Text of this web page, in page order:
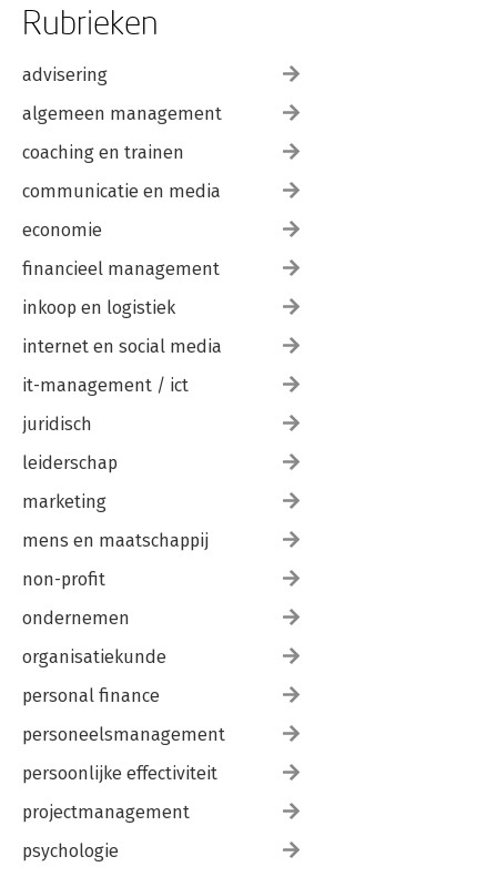
Rubrieken
advisering
algemeen management
coaching en trainen
communicatie en media
economie
financieel management
inkoop en logistiek
internet en social media
it-management / ict
juridisch
leiderschap
marketing
mens en maatschappij
non-profit
ondernemen
organisatiekunde
personal finance
personeelsmanagement
persoonlijke effectiviteit
projectmanagement
psychologie